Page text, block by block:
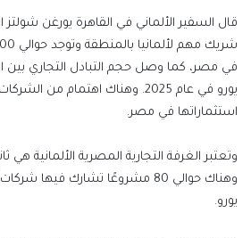
قال السفير الألماني في القاهرة يورغن شولتز
يورو في عام 2025. وهناك اهتمام من
استثماراتها في مصر.
وتعتبر الغرفة التجارية المصرية الألمانية هي
يورو.